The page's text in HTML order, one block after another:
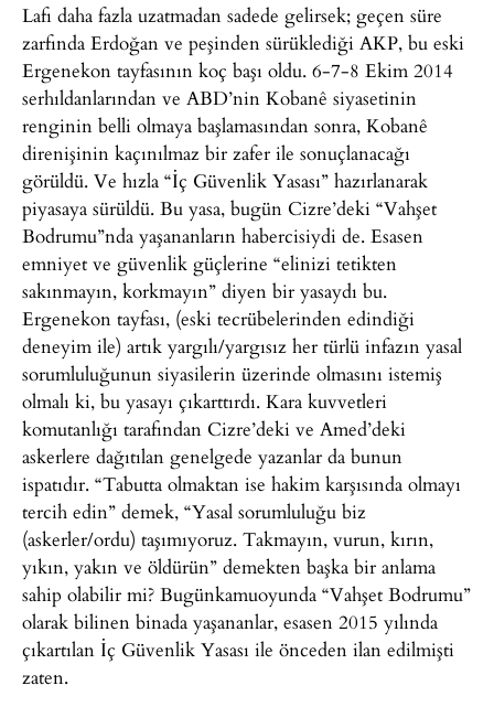
Lafı daha fazla uzatmadan sadede gelirsek; geçen süre
zarfında Erdoğan ve peşinden sürüklediği AKP, bu eski
Ergenekon tayfasının koç başı oldu. 6-7-8 Ekim 2014
serhıldanlarından ve ABD’nin Kobanê siyasetinin
renginin belli olmaya başlamasından sonra, Kobanê
direnişinin kaçınılmaz bir zafer ile sonuçlanacağı
görüldü. Ve hızla “İç Güvenlik Yasası” hazırlanarak
piyasaya sürüldü. Bu yasa, bugün Cizre’deki “Vahşet
Bodrumu”nda yaşananların habercisiydi de. Esasen
emniyet ve güvenlik güçlerine “elinizi tetikten
sakınmayın, korkmayın” diyen bir yasaydı bu.
Ergenekon tayfası, (eski tecrübelerinden edindiği
deneyim ile) artık yargılı/yargısız her türlü infazın yasal
sorumluluğunun siyasilerin üzerinde olmasını istemiş
olmalı ki, bu yasayı çıkarttırdı. Kara kuvvetleri
komutanlığı tarafından Cizre’deki ve Amed’deki
askerlere dağıtılan genelgede yazanlar da bunun
ispatıdır. “Tabutta olmaktan ise hakim karşısında olmayı
tercih edin” demek, “Yasal sorumluluğu biz
(askerler/ordu) taşımıyoruz. Takmayın, vurun, kırın,
yıkın, yakın ve öldürün” demekten başka bir anlama
sahip olabilir mi? Bugünkamuoyunda “Vahşet Bodrumu”
olarak bilinen binada yaşananlar, esasen 2015 yılında
çıkartılan İç Güvenlik Yasası ile önceden ilan edilmişti
zaten.